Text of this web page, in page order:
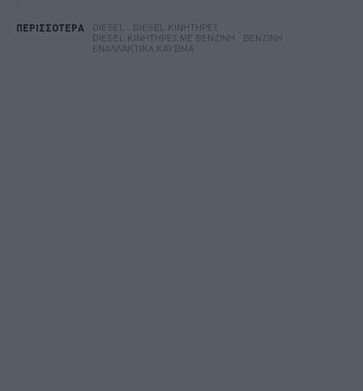
ΠΕΡΙΣΣΟΤΕΡΑ DIESEL
DIESEL ΚΙΝΗΤΉΡΕΣ
DIESEL ΚΙΝΗΤΉΡΕΣ ΜΕ ΒΕΝΖΊΝΗ
ΒΕΝΖΊΝΗ
ΕΝΑΛΛΑΚΤΙΚΆ ΚΑΎΣΙΜΑ